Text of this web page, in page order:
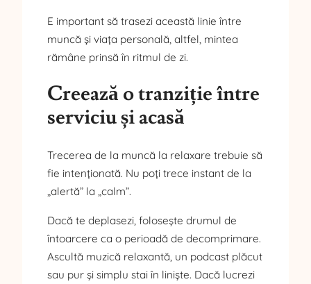
E important să trasezi această linie între
muncă și viața personală, altfel, mintea
rămâne prinsă în ritmul de zi.
Creează o tranziție între
serviciu și acasă
Trecerea de la muncă la relaxare trebuie să
fie intenționată. Nu poți trece instant de la
„alertă” la „calm”.
Dacă te deplasezi, folosește drumul de
întoarcere ca o perioadă de decomprimare.
Ascultă muzică relaxantă, un podcast plăcut
sau pur și simplu stai în liniște. Dacă lucrezi